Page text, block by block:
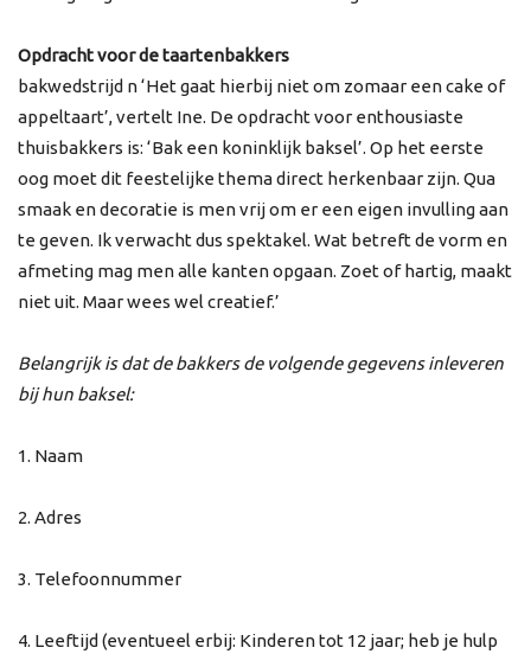
Opdracht voor de taartenbakkers
bakwedstrijd n ‘Het gaat hierbij niet om zomaar een cake of
appeltaart’, vertelt Ine. De opdracht voor enthousiaste
thuisbakkers is: ‘Bak een koninklijk baksel’. Op het eerste
oog moet dit feestelijke thema direct herkenbaar zijn. Qua
smaak en decoratie is men vrij om er een eigen invulling aan
te geven. Ik verwacht dus spektakel. Wat betreft de vorm en
afmeting mag men alle kanten opgaan. Zoet of hartig, maakt
niet uit. Maar wees wel creatief.’
Belangrijk is dat de bakkers de volgende gegevens inleveren
bij hun baksel:
1. Naam
2. Adres
3. Telefoonnummer
4. Leeftijd (eventueel erbij: Kinderen tot 12 jaar; heb je hulp